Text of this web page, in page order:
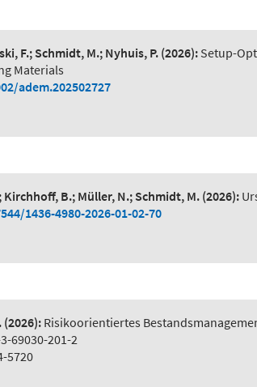
F.; Schmidt, M.; Nyhuis, P. (2026): Setup-
Materials
adem.202502727
Kirchhoff, B.; Müller, N.; Schmidt, M. (2026):
1436-4980-2026-01-02-70
(2026): Risikoorientiertes
69030-201-2
5720